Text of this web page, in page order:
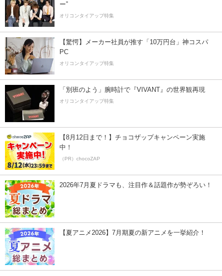
ー”
オリコンタイアップ特集
【驚愕】メーカー社員が推す「10万円台」神コスパ
PC
オリコンタイアップ特集
「別班のよう」腕時計で『VIVANT』の世界観再現
オリコンタイアップ特集
【8月12日まで！】チョコザップキャンペーン実施
中！
（PR）chocoZAP
2026年7月夏ドラマも、注目作＆話題作が勢ぞろい！
【夏アニメ2026】7月期夏の新アニメを一挙紹介！